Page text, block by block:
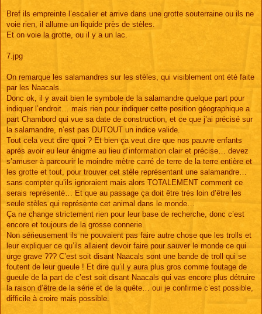
Bref ils empreinte l’escalier et arrive dans une grotte souterraine ou ils ne
voie rien, il allume un liquide près de stèles.
Et on voie la grotte, ou il y a un lac.
7.jpg
On remarque les salamandres sur les stèles, qui visiblement ont été faite
par les Naacals.
Donc ok, il y avait bien le symbole de la salamandre quelque part pour
indiquer l’endroit… mais rien pour indiquer cette position géographique a
part Chambord qui vue sa date de construction, et ce que j’ai précisé sur
la salamandre, n’est pas DUTOUT un indice valide.
Tout cela veut dire quoi ? Et bien ça veut dire que nos pauvre enfants
après avoir eu leur énigme au lieu d’information clair et précise… devez
s’amuser à parcourir le moindre mètre carré de terre de la terre entière et
les grotte et tout, pour trouver cet stèle représentant une salamandre…
sans compter qu’ils ignoraient mais alors TOTALEMENT comment ce
serais représenté… Et que au passage ça doit être très loin d’être les
seule stèles qui représente cet animal dans le monde…
Ça ne change strictement rien pour leur base de recherche, donc c’est
encore et toujours de la grosse connerie.
Non sérieusement ils ne pouvaient pas faire autre chose que les trolls et
leur expliquer ce qu’ils allaient devoir faire pour sauver le monde ce qui
urge grave ??? C’est soit disant Naacals sont une bande de troll qui se
foutent de leur gueule ! Et dire qu’il y aura plus gros comme foutage de
gueule de la part de c’est soit disant Naacals qui vas encore plus détruire
la raison d’être de la série et de la quête… oui je confirme c’est possible,
difficile à croire mais possible.